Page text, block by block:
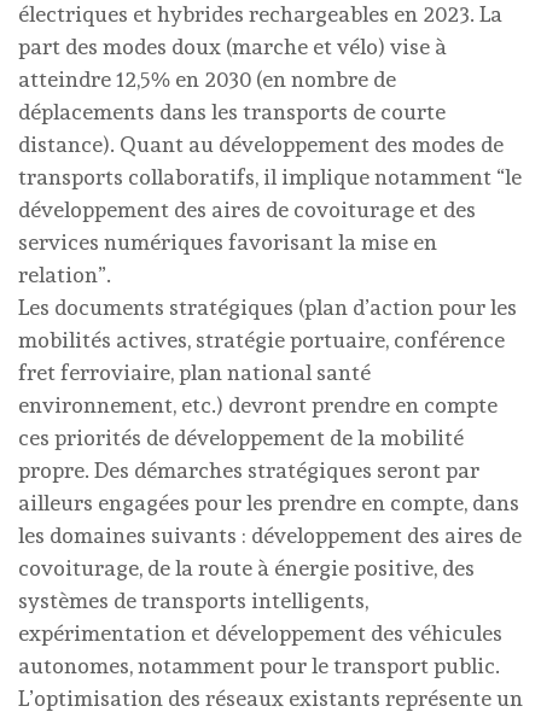
électriques et hybrides rechargeables en 2023. La
part des modes doux (marche et vélo) vise à
atteindre 12,5% en 2030 (en nombre de
déplacements dans les transports de courte
distance). Quant au développement des modes de
transports collaboratifs, il implique notamment “le
développement des aires de covoiturage et des
services numériques favorisant la mise en
relation”.
Les documents stratégiques (plan d’action pour les
mobilités actives, stratégie portuaire, conférence
fret ferroviaire, plan national santé
environnement, etc.) devront prendre en compte
ces priorités de développement de la mobilité
propre. Des démarches stratégiques seront par
ailleurs engagées pour les prendre en compte, dans
les domaines suivants : développement des aires de
covoiturage, de la route à énergie positive, des
systèmes de transports intelligents,
expérimentation et développement des véhicules
autonomes, notamment pour le transport public.
L’optimisation des réseaux existants représente un